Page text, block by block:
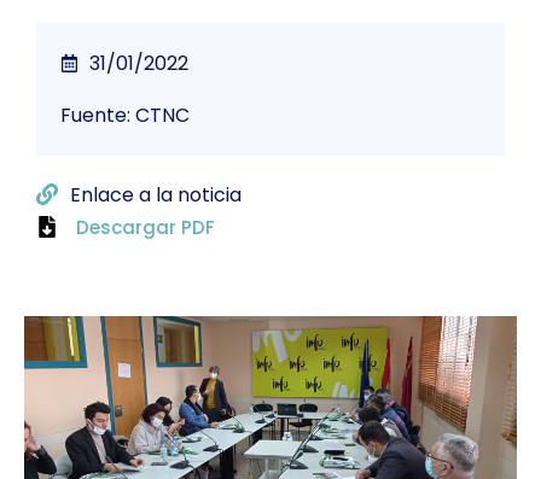
31/01/2022
Fuente: CTNC
Enlace a la noticia
Descargar PDF